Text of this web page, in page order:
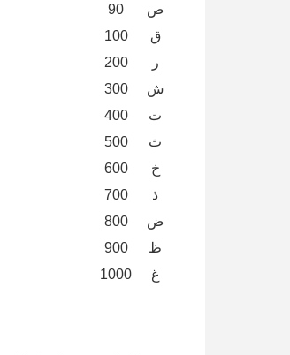
ص
90
ق
100
ر
200
ش
300
ت
400
ث
500
خ
600
ذ
700
ض
800
ظ
900
غ
1000